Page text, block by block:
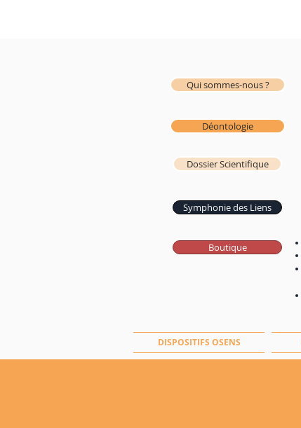
BOUTIQUE
Dossier Scientifique
Qui sommes-nous ?
Déontologie
Dossier Scientifique
Symphonie des Liens
Boutique
DISPOSITIFS OSENS